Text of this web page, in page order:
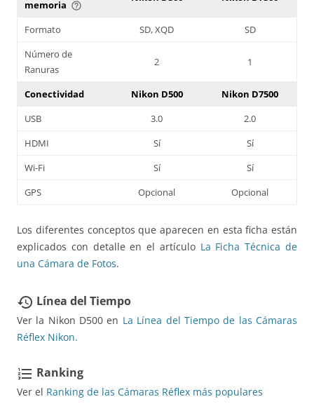
memoria help_outline
Formato SD, XQD
SD
Número de
Ranuras
2 1
Conectividad Nikon D500
Nikon D7500
USB
3.0
2.0
HDMI
Sí
Sí
Wi-Fi
Sí
Sí
GPS
Opcional Opcional
Los diferentes conceptos que aparecen en esta ficha están
explicados con detalle en el artículo La Ficha Técnica de
una Cámara de Fotos.
restore Línea del Tiempo
Ver la Nikon D500 en La Línea del Tiempo de las Cámaras
Réflex Nikon.
format_list_numbered Ranking
Ver el Ranking de las Cámaras Réflex más populares